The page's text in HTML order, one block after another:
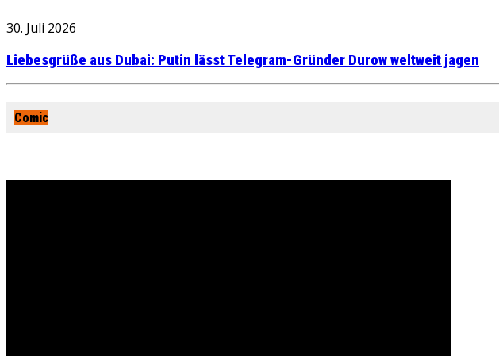
30. Juli 2026
Liebesgrüße aus Dubai: Putin lässt Telegram-Gründer Durow weltweit jagen
Comic